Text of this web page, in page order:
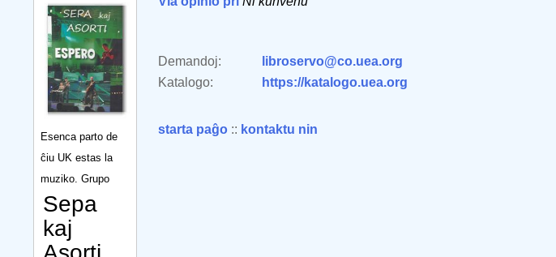
Esenca parto de
ĉiu UK estas la
muziko. Grupo
Sepa
kaj
Demandoj:
libroservo@co.uea.org
Katalogo:
https://katalogo.uea.org
starta paĝo :: kontaktu nin